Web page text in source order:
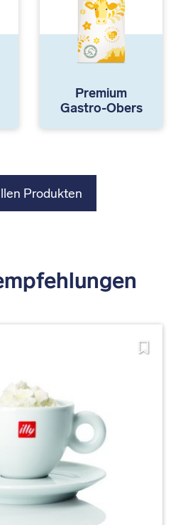
Premium
Gastro-Obers
Produkten